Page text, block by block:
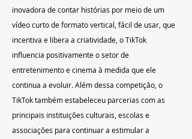
inovadora de contar histórias por meio de um
vídeo curto de formato vertical, fácil de usar, que
incentiva e libera a criatividade, o TikTok
influencia positivamente o setor de
entretenimento e cinema à medida que ele
continua a evoluir. Além dessa competição, o
TikTok também estabeleceu parcerias com as
principais instituições culturais, escolas e
associações para continuar a estimular a